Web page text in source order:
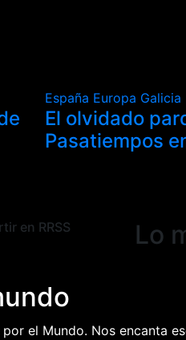
España Europa Galicia
El olvidado
Pasatiempos
en RRSS Lo
el Mundo. Nos encanta